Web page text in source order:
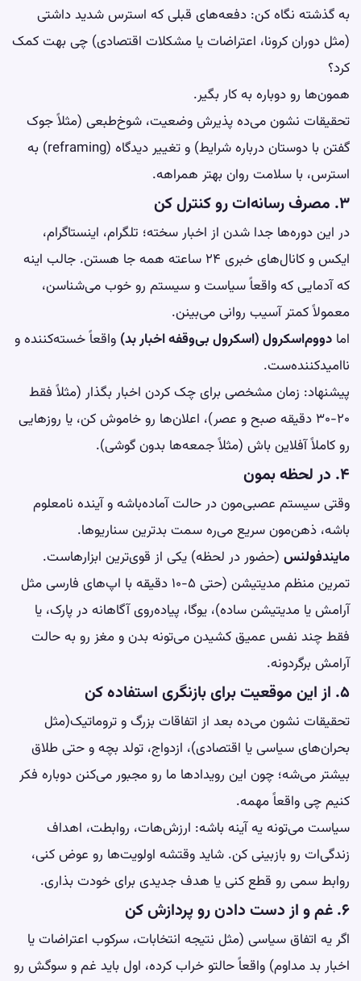
به گذشته نگاه کن: دفعه‌های قبلی که استرس شدید داشتی
(مثل دوران کرونا، اعتراضات یا مشکلات اقتصادی) چی بهت کمک
کرد؟
همون‌ها رو دوباره به کار بگیر.
تحقیقات نشون می‌ده پذیرش وضعیت، شوخ‌طبعی (مثلاً جوک
گفتن با دوستان درباره شرایط) و تغییر دیدگاه (reframing) به
استرس، با سلامت روان بهتر همراهه.
۳. مصرف رسانه‌ات رو کنترل کن
در این دوره‌ها جدا شدن از اخبار سخته؛ تلگرام، اینستاگرام،
ایکس و کانال‌های خبری ۲۴ ساعته همه جا هستن. جالب اینه
که آدمایی که واقعاً سیاست و سیستم رو خوب می‌شناسن،
معمولاً کمتر آسیب روانی می‌بینن.
اما دووم‌اسکرول (اسکرول بی‌وقفه اخبار بد) واقعاً خسته‌کننده و
ناامیدکننده‌ست.
پیشنهاد: زمان مشخصی برای چک کردن اخبار بگذار (مثلاً فقط
۲۰-۳۰ دقیقه صبح و عصر)، اعلان‌ها رو خاموش کن، یا روزهایی
رو کاملاً آفلاین باش (مثلاً جمعه‌ها بدون گوشی).
۴. در لحظه بمون
وقتی سیستم عصبی‌مون در حالت آماده‌باشه و آینده نامعلوم
باشه، ذهن‌مون سریع می‌ره سمت بدترین سناریوها.
مایندفولنس (حضور در لحظه) یکی از قوی‌ترین ابزارهاست.
تمرین منظم مدیتیشن
(حتی ۵-۱۰ دقیقه با اپ‌های فارسی مثل
آرامش یا مدیتیشن ساده)، یوگا، پیاده‌روی آگاهانه در پارک، یا
فقط چند نفس عمیق کشیدن می‌تونه بدن و مغز رو به حالت
آرامش برگردونه.
۵. از این موقعیت برای بازنگری استفاده کن
تحقیقات نشون می‌ده بعد از اتفاقات بزرگ و تروماتیک(مثل
بحران‌های سیاسی یا اقتصادی)، ازدواج، تولد بچه و حتی طلاق
بیشتر می‌شه؛ چون این رویدادها ما رو مجبور می‌کنن دوباره فکر
کنیم چی واقعاً مهمه.
سیاست می‌تونه یه آینه باشه: ارزش‌هات، روابطت، اهداف
زندگی‌ات رو بازبینی کن. شاید وقتشه اولویت‌ها رو عوض کنی،
روابط سمی رو قطع کنی یا هدف جدیدی برای خودت بذاری.
۶. غم و از دست دادن رو پردازش کن
اگر یه اتفاق سیاسی (مثل نتیجه انتخابات، سرکوب اعتراضات یا
اخبار بد مداوم) واقعاً حالتو خراب کرده، اول باید غم و سوگش رو